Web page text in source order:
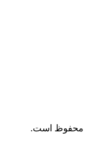
محفوظ است.